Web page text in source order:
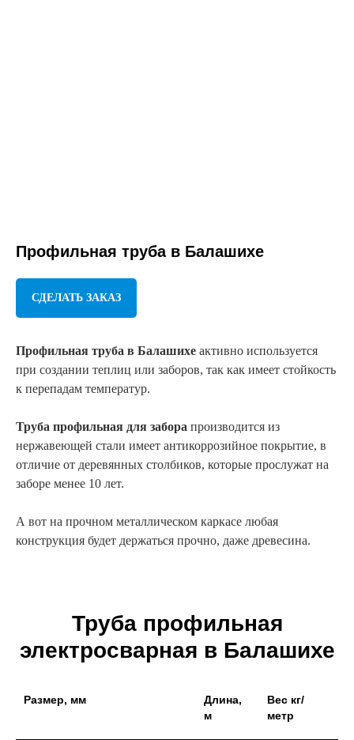
Профильная трубав Балашихе
СДЕЛАТЬ ЗАКАЗ
Профильная труба в Балашихе активно используется
при создании теплиц или заборов, так как имеет стойкость
к перепадам температур.
Труба профильная для забора производится из
нержавеющей стали имеет антикоррозийное покрытие, в
отличие от деревянных столбиков, которые прослужат на
заборе менее 10 лет.
А вот на прочном металлическом каркасе любая
конструкция будет держаться прочно, даже древесина.
Труба профильная
электросварная в Балашихе
Размер, мм
Длина,
м
Вес кг/
метр